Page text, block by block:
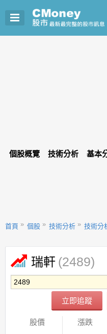
個股概覽 技術分析 基本
首頁 個股 技術分析 技術分
瑞軒 (2489)
立即追蹤
股價
漲跌